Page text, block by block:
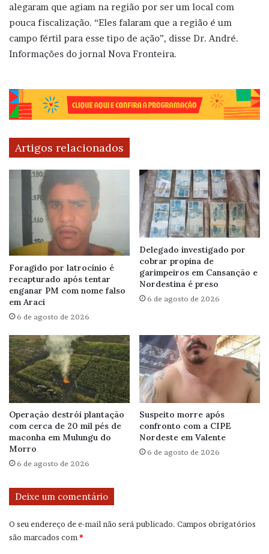
alegaram que agiam na região por ser um local com
pouca fiscalização. “Eles falaram que a região é um
campo fértil para esse tipo de ação”, disse Dr. André.
Informações do jornal Nova Fronteira.
Artigos relacionados
Foragido por latrocínio é
recapturado após tentar
enganar PM com nome falso
em Araci
6 de agosto de 2026
Delegado investigado por
cobrar propina de
garimpeiros em Cansanção e
Nordestina é preso
6 de agosto de 2026
Operação destrói plantação
com cerca de 20 mil pés de
maconha em Mulungu do
Morro
6 de agosto de 2026
Suspeito morre após
confronto com a CIPE
Nordeste em Valente
6 de agosto de 2026
Deixe um comentário
O seu endereço de e-mail não será publicado. Campos obrigatórios
são marcados com *